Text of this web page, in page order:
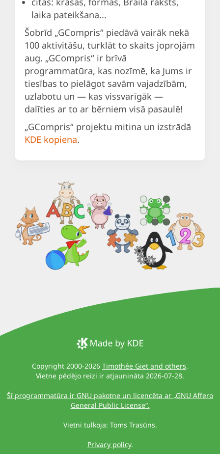
laika pateikšana...
Šobrīd „GCompris“ piedāvā vairāk nekā
100 aktivitāšu, turklāt to skaits joprojām
aug. „GCompris“ ir brīvā
programmatūra, kas nozīmē, ka Jums ir
tiesības to pielāgot savām vajadzībām,
uzlabotu un — kas vissvarīgāk —
dalīties ar to ar bērniem visā pasaulē!
„GCompris“ projektu mitina un izstrādā
KDE kopiena.
Copyright 2000-2026 Timothée Giet and others.
Vietne pēdējo reizi ir atjaunināta 2026-07-28.
Šī programmatūra ir GNU pakotne un licencēta ar „GNU Affero
General Public License“.
Vietni tulkoja: Toms Trasūns.
Privacy policy.